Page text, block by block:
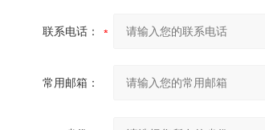
联系电话：
常用邮箱：